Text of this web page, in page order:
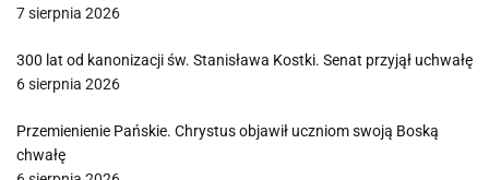
7 sierpnia 2026
300 lat od kanonizacji św. Stanisława Kostki. Senat przyjął uchwałę
6 sierpnia 2026
Przemienienie Pańskie. Chrystus objawił uczniom swoją Boską
chwałę